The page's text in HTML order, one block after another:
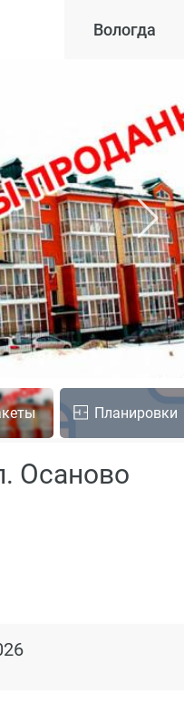
Вологда
Планировки
Осаново